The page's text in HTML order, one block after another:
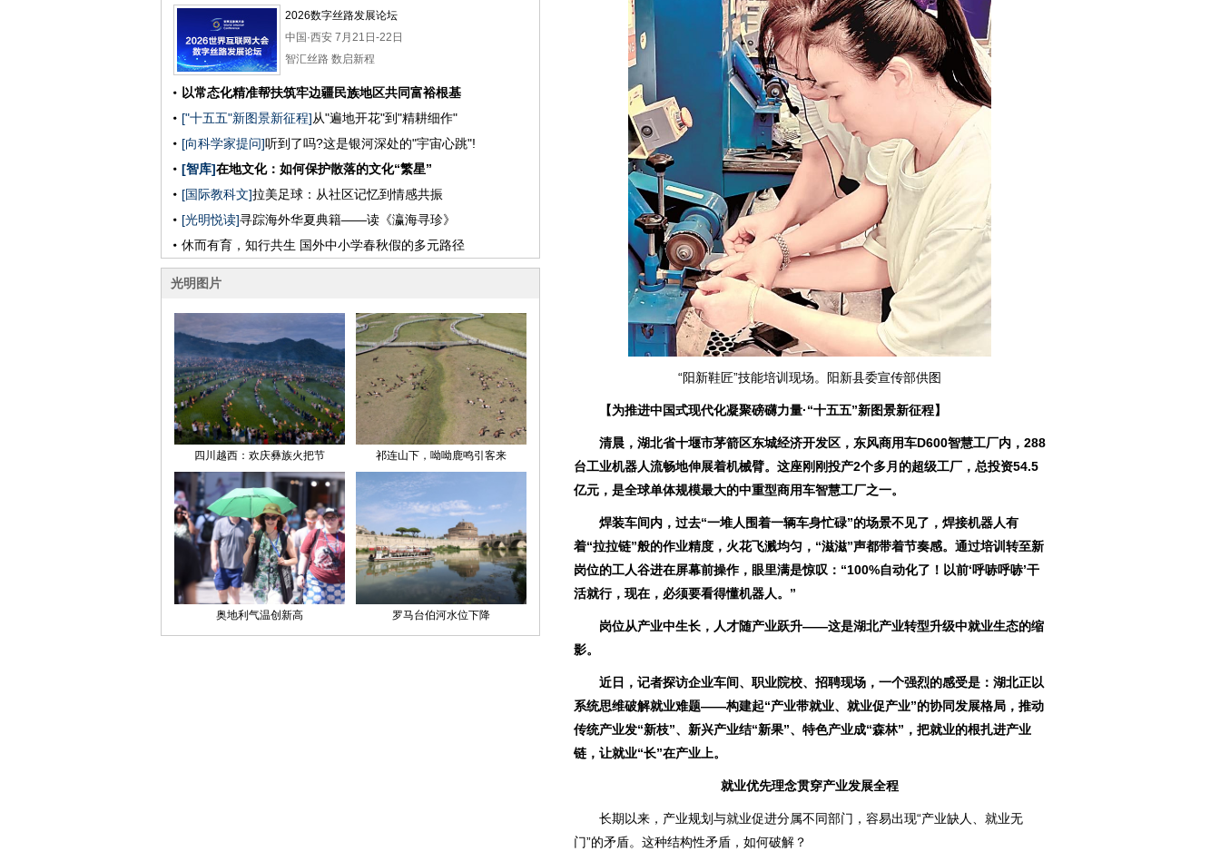
“阳新鞋匠”技能培训现场。阳新县委宣传部供图
【为推进中国式现代化凝聚磅礴力量·“十五五”新图景新征程】
清晨，湖北省十堰市茅箭区东城经济开发区，东风商用车D600智慧工厂内，288
台工业机器人流畅地伸展着机械臂。这座刚刚投产2个多月的超级工厂，总投资54.5
亿元，是全球单体规模最大的中重型商用车智慧工厂之一。
焊装车间内，过去“一堆人围着一辆车身忙碌”的场景不见了，焊接机器人有
着“拉拉链”般的作业精度，火花飞溅均匀，“滋滋”声都带着节奏感。通过培训转至新
岗位的工人谷进在屏幕前操作，眼里满是惊叹：“100%自动化了！以前‘呼哧呼哧’干
活就行，现在，必须要看得懂机器人。”
岗位从产业中生长，人才随产业跃升——这是湖北产业转型升级中就业生态的缩
影。
近日，记者探访企业车间、职业院校、招聘现场，一个强烈的感受是：湖北正以
系统思维破解就业难题——构建起“产业带就业、就业促产业”的协同发展格局，推动
传统产业发“新枝”、新兴产业结“新果”、特色产业成“森林”，把就业的根扎进产业
链，让就业“长”在产业上。
就业优先理念贯穿产业发展全程
长期以来，产业规划与就业促进分属不同部门，容易出现“产业缺人、就业无
门”的矛盾。这种结构性矛盾，如何破解？